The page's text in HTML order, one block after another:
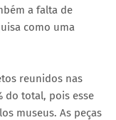
a falta de
como uma
reunidos nas
do total, pois esse
museus. As peças